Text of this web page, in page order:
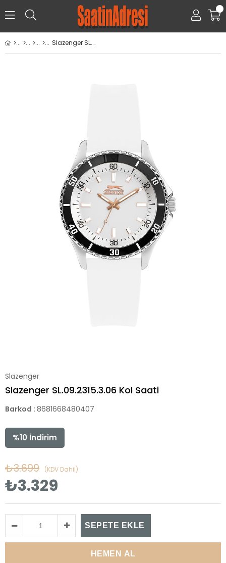
0
Slazenger SL.09.2315.3.06 Kol Saati
Slazenger
Slazenger SL.09.2315.3.06 Kol Saati
Barkod : 8681668480407
%10 İndirim
₺3.699 (KDV Dahil)
₺3.329